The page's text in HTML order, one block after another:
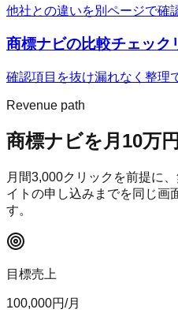
他社との違いを別ページで確
商標ナビの比較チェック
確認項目を抜け漏れなく整理
Revenue path
商標ナビを月10万
月間3,000クリックを前提に
イトの申し込みまでを同じ画
す。
目標売上
100,000円/月